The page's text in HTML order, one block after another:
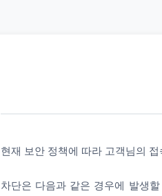
현재 보안 정책에 따라 고객님의
차단은 다음과 같은 경우에 발생